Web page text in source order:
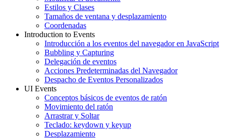
Estilos y Clases
Tamaños de ventana y desplazamiento
Coordenadas
Introduction to Events
Introducción a los eventos del navegador en JavaScript
Bubbling y Capturing
Delegación de eventos
Acciones Predeterminadas del Navegador
Despacho de Eventos Personalizados
UI Events
Conceptos básicos de eventos de ratón
Movimiento del ratón
Arrastrar y Soltar
Teclado: keydown y keyup
Desplazamiento